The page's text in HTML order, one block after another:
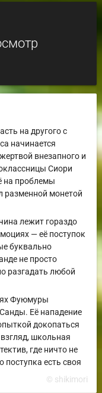
на другого с
начинается
внезапного и
Сиори
на проблемы
разменной монетой
лежит гораздо
— её поступок
буквально
не просто
разгадать любой
Фуюмуры
Её нападение
докопаться
школьная
где ничто не
поступка есть своя
© shikimori